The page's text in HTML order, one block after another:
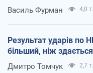
Василь Фурман 4,0 т.
Результат ударів по
більший, ніж здається
Дмитро Томчук 2,7 т.